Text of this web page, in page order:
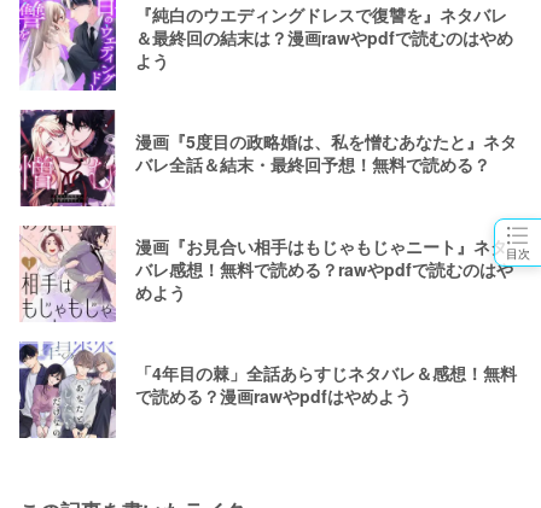
目次
『純白のウエディングドレスで復讐を』ネタバレ
＆最終回の結末は？漫画rawやpdfで読むのはやめ
よう
漫画『5度目の政略婚は、私を憎むあなたと』ネタ
バレ全話＆結末・最終回予想！無料で読める？
漫画『お見合い相手はもじゃもじゃニート』ネタ
バレ感想！無料で読める？rawやpdfで読むのはや
めよう
「4年目の棘」全話あらすじネタバレ＆感想！無料
で読める？漫画rawやpdfはやめよう